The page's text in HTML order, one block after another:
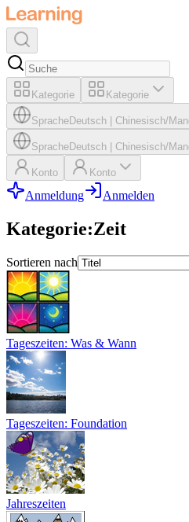
Kategorie Kategorie
SpracheDeutsch Chinesisch/
SpracheDeutsch Chinesisch/
Konto Konto
Anmeldung Anmelden
Kategorie:Zeit
Sortieren nach
Tageszeiten: Was & Wann
Tageszeiten: Foundation
Jahreszeiten